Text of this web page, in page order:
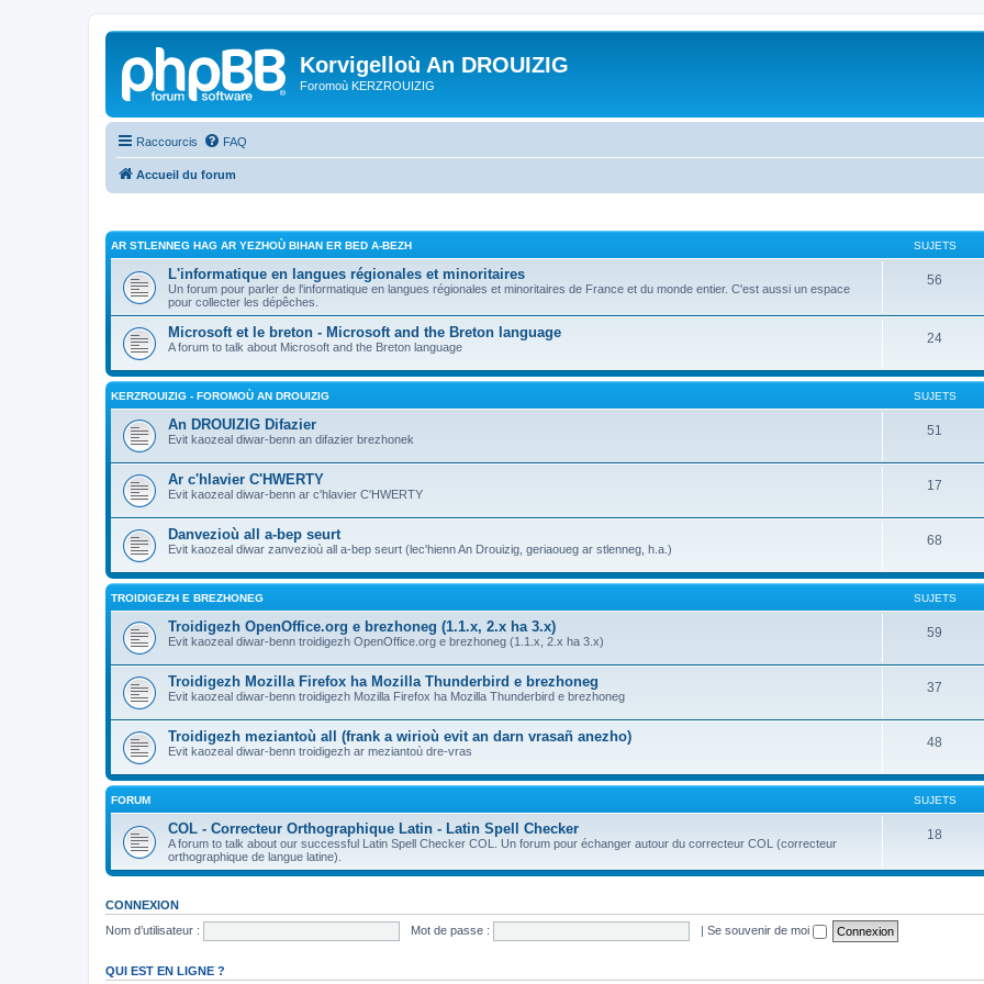
Korvigelloù An DROUIZIG
Foromoù KERZROUIZIG
Raccourcis FAQ
Accueil du forum
AR STLENNEG HAG AR YEZHOÙ BIHAN ER BED A-BEZH SUJETS
L'informatique en langues régionales et minoritaires
Un forum pour parler de l'informatique en langues régionales et minoritaires de France et du monde entier. C'est aussi un espace
pour collecter les dépêches.
56
Microsoft et le breton - Microsoft and the Breton language
A forum to talk about Microsoft and the Breton language
24
KERZROUIZIG - FOROMOÙ AN DROUIZIG SUJETS
An DROUIZIG Difazier
Evit kaozeal diwar-benn an difazier brezhonek
51
Ar c'hlavier C'HWERTY
Evit kaozeal diwar-benn ar c'hlavier C'HWERTY
17
Danvezioù all a-bep seurt
Evit kaozeal diwar zanvezioù all a-bep seurt (lec'hienn An Drouizig, geriaoueg ar stlenneg, h.a.)
68
TROIDIGEZH E BREZHONEG SUJETS
Troidigezh OpenOffice.org e brezhoneg (1.1.x, 2.x ha 3.x)
Evit kaozeal diwar-benn troidigezh OpenOffice.org e brezhoneg (1.1.x, 2.x ha 3.x)
59
Troidigezh Mozilla Firefox ha Mozilla Thunderbird e brezhoneg
Evit kaozeal diwar-benn troidigezh Mozilla Firefox ha Mozilla Thunderbird e brezhoneg
37
Troidigezh meziantoù all (frank a wirioù evit an darn vrasañ anezho)
Evit kaozeal diwar-benn troidigezh ar meziantoù dre-vras
48
FORUM SUJETS
COL - Correcteur Orthographique Latin - Latin Spell Checker
A forum to talk about our successful Latin Spell Checker COL. Un forum pour échanger autour du correcteur COL (correcteur
orthographique de langue latine).
18
CONNEXION
Nom d’utilisateur :
Mot de passe : | Se souvenir de moi
QUI EST EN LIGNE ?